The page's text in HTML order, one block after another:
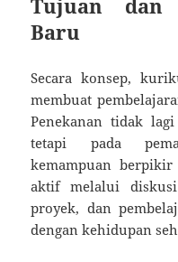
Baru
Secara konsep,
membuat
Penekanan tidak
tetapi pada
kemampuan
aktif melalui diskusi
proyek, dan
dengan kehidupan